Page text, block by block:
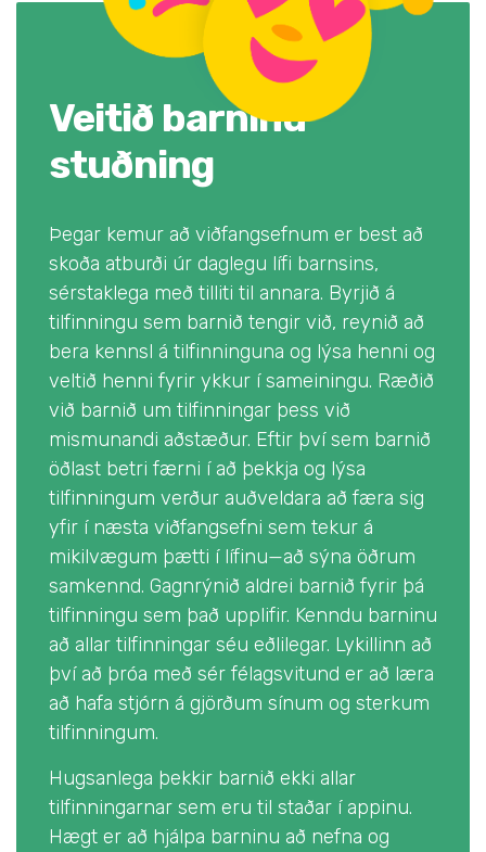
Veitið barninu
stuðning
Þegar kemur að viðfangsefnum er best að
skoða atburði úr daglegu lífi barnsins,
sérstaklega með tilliti til annara. Byrjið á
tilfinningu sem barnið tengir við, reynið að
bera kennsl á tilfinninguna og lýsa henni og
veltið henni fyrir ykkur í sameiningu. Ræðið
við barnið um tilfinningar þess við
mismunandi aðstæður. Eftir því sem barnið
öðlast betri færni í að þekkja og lýsa
tilfinningum verður auðveldara að færa sig
yfir í næsta viðfangsefni sem tekur á
mikilvægum þætti í lífinu—að sýna öðrum
samkennd. Gagnrýnið aldrei barnið fyrir þá
tilfinningu sem það upplifir. Kenndu barninu
að allar tilfinningar séu eðlilegar. Lykillinn að
því að þróa með sér félagsvitund er að læra
að hafa stjórn á gjörðum sínum og sterkum
tilfinningum.
Hugsanlega þekkir barnið ekki allar
tilfinningarnar sem eru til staðar í appinu.
Hægt er að hjálpa barninu að nefna og